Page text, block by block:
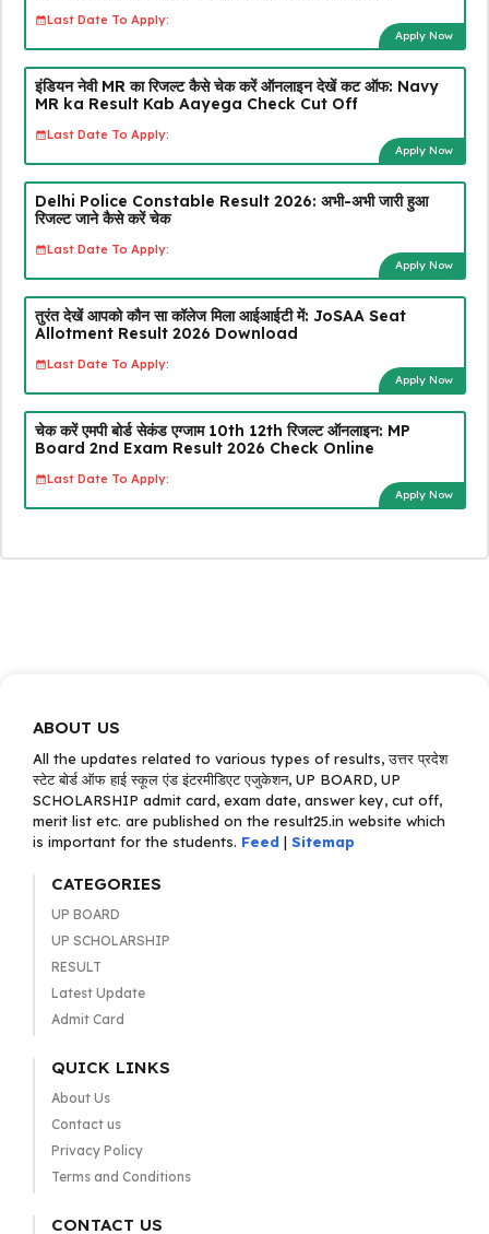
Last Date To Apply:
Apply Now
इंडियन नेवी MR का रिजल्ट कैसे चेक करें ऑनलाइन देखें कट ऑफ: Navy
MR ka Result Kab Aayega Check Cut Off
Last Date To Apply:
Apply Now
Delhi Police Constable Result 2026: अभी-अभी जारी हुआ
रिजल्ट जाने कैसे करें चेक
Last Date To Apply:
Apply Now
तुरंत देखें आपको कौन सा कॉलेज मिला आईआईटी में: JoSAA Seat
Allotment Result 2026 Download
Last Date To Apply:
Apply Now
चेक करें एमपी बोर्ड सेकंड एग्जाम 10th 12th रिजल्ट ऑनलाइन: MP
Board 2nd Exam Result 2026 Check Online
Last Date To Apply:
Apply Now
ABOUT US
All the updates related to various types of results, उत्तर प्रदेश
स्टेट बोर्ड ऑफ हाई स्कूल एंड इंटरमीडिएट एजुकेशन, UP BOARD, UP
SCHOLARSHIP admit card, exam date, answer key, cut off,
merit list etc. are published on the result25.in website which
is important for the students. Feed | Sitemap
CATEGORIES
UP BOARD
UP SCHOLARSHIP
RESULT
Latest Update
Admit Card
QUICK LINKS
About Us
Contact us
Privacy Policy
Terms and Conditions
CONTACT US